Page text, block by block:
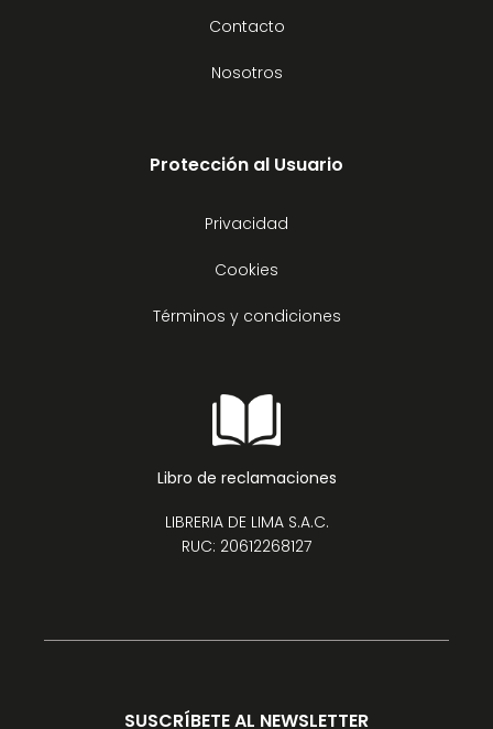
Contacto
Nosotros
Protección al Usuario
Privacidad
Cookies
Términos y condiciones
Libro de reclamaciones
LIBRERIA DE LIMA S.A.C.
RUC: 20612268127
SUSCRÍBETE AL NEWSLETTER